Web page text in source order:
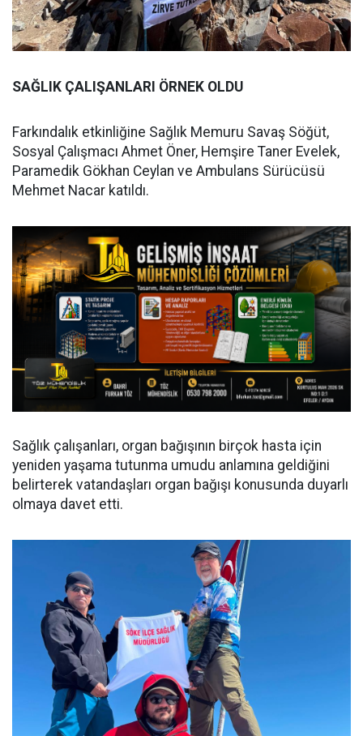
SAĞLIK ÇALIŞANLARI ÖRNEK OLDU
Farkındalık etkinliğine Sağlık Memuru Savaş Söğüt,
Sosyal Çalışmacı Ahmet Öner, Hemşire Taner Evelek,
Paramedik Gökhan Ceylan ve Ambulans Sürücüsü
Mehmet Nacar katıldı.
Sağlık çalışanları, organ bağışının birçok hasta için
yeniden yaşama tutunma umudu anlamına geldiğini
belirterek vatandaşları organ bağışı konusunda duyarlı
olmaya davet etti.